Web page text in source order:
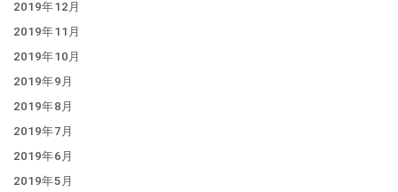
2019年12月
2019年11月
2019年10月
2019年9月
2019年8月
2019年7月
2019年6月
2019年5月